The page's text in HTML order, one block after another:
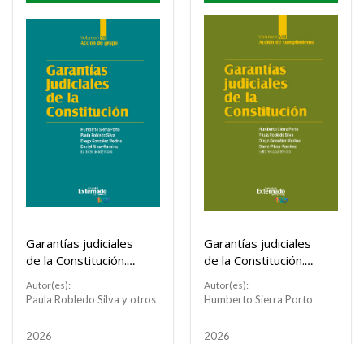
Garantías judiciales
de la Constitución.
Autor(es):
Paula Robledo Silva y otros
2026
Garantías judiciales
de la Constitución.
Autor(es):
Humberto Sierra Porto
2026